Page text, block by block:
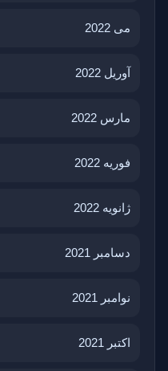
می 2022
آوریل 2022
مارس 2022
فوریه 2022
ژانویه 2022
دسامبر 2021
نوامبر 2021
اکتبر 2021